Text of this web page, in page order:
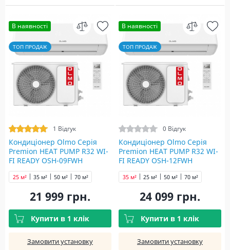
В наявності
ТОП ПРОДАЖ
1 Відгук
Кондиціонер Olmo Серія
Premion HEAT PUMP R32 WI-
FI READY OSH-09FWH
25 м² 35 м² 50 м² 70 м²
21 999 грн.
Купити в 1 клік
Замовити установку
В наявності
ТОП ПРОДАЖ
0 Відгук
Кондиціонер Olmo Серія
Premion HEAT PUMP R32 WI-
FI READY OSH-12FWH
25 м²
35 м² 50 м² 70 м²
24 099 грн.
Купити в 1 клік
Замовити установку